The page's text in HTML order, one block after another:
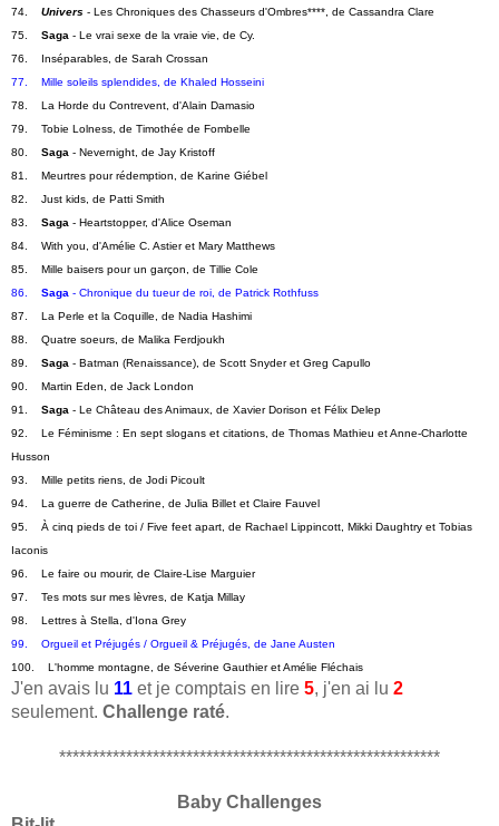
74. Univers - Les Chroniques des Chasseurs d'Ombres****, de Cassandra Clare
75. Saga - Le vrai sexe de la vraie vie, de Cy.
76.    Inséparables, de Sarah Crossan
77.    Mille soleils splendides, de Khaled Hosseini
78.    La Horde du Contrevent, d'Alain Damasio
79.    Tobie Lolness, de Timothée de Fombelle
80. Saga - Nevernight, de Jay Kristoff
81.    Meurtres pour rédemption, de Karine Giébel
82.    Just kids, de Patti Smith
83. Saga - Heartstopper, d'Alice Oseman
84.    With you, d'Amélie C. Astier et Mary Matthews
85.    Mille baisers pour un garçon, de Tillie Cole
86. Saga - Chronique du tueur de roi, de Patrick Rothfuss
87.    La Perle et la Coquille, de Nadia Hashimi
88.    Quatre soeurs, de Malika Ferdjoukh
89. Saga - Batman (Renaissance), de Scott Snyder et Greg Capullo
90.    Martin Eden, de Jack London
91. Saga - Le Château des Animaux, de Xavier Dorison et Félix Delep
92.    Le Féminisme : En sept slogans et citations, de Thomas Mathieu et Anne-Charlotte
Husson
93.    Mille petits riens, de Jodi Picoult
94.    La guerre de Catherine, de Julia Billet et Claire Fauvel
95.    À cinq pieds de toi / Five feet apart, de Rachael Lippincott, Mikki Daughtry et Tobias
Iaconis
96.    Le faire ou mourir, de Claire-Lise Marguier
97.    Tes mots sur mes lèvres, de Katja Millay
98.    Lettres à Stella, d'Iona Grey
99.    Orgueil et Préjugés / Orgueil & Préjugés, de Jane Austen
100.    L'homme montagne, de Séverine Gauthier et Amélie Fléchais
J'en avais lu 11 et je comptais en lire 5, j'en ai lu 2
seulement. Challenge raté.
*********************************************************
Baby Challenges